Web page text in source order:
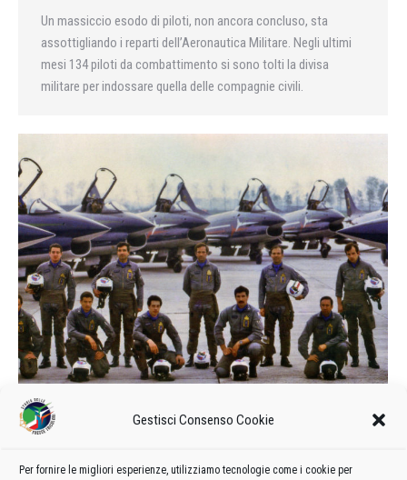
Gestisci Consenso Cookie
Per fornire le migliori esperienze, utilizziamo tecnologie come i cookie per
Un massiccio esodo di piloti, non ancora concluso, sta
assot­tigliando i reparti dell’Aero­nautica Militare. Negli ultimi
mesi 134 piloti da combatti­mento si sono tolti la divisa
militare per indossare quella delle compagnie civili.
Calendario delle manifestazioni e
formazione del 1979
admin8235 11 Marzo 2020 Lascia un commento